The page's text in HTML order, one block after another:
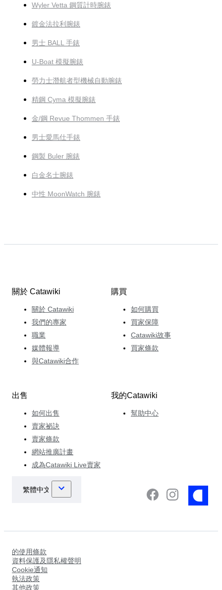
Wyler Vetta 鋼質計時腕錶
鍍金法拉利腕錶
男士 BALL 手錶
U-Boat 模擬腕錶
勞力士潛航者型機械自動腕錶
精鋼 Cyma 模擬腕錶
金/鋼 Revue Thommen 手錶
男士愛馬仕手錶
鋼製 Buler 腕錶
白金名士腕錶
中性 MoonWatch 腕錶
關於 Catawiki
關於 Catawiki
我們的專家
職業
媒體報導
與Catawiki合作
購買
如何購買
買家保障
Catawiki故事
買家條款
出售
如何出售
賣家祕訣
賣家條款
網站推廣計畫
成為Catawiki Live賣家
我的Catawiki
幫助中心
的使用條款
資料保護及隱私權聲明
Cookie通知
執法政策
其他政策